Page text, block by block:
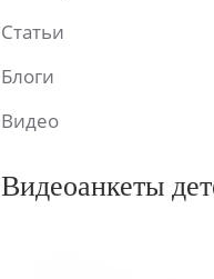
Статьи
Блоги
Видео
Видеоанкеты